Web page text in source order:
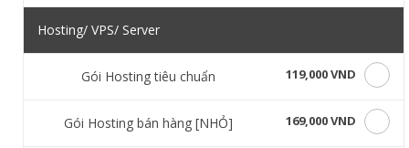
Hosting/ VPS/ Server
Gói Hosting tiêu chuẩn 119,000 VND
Gói Hosting bán hàng [NHỎ] 169,000 VND